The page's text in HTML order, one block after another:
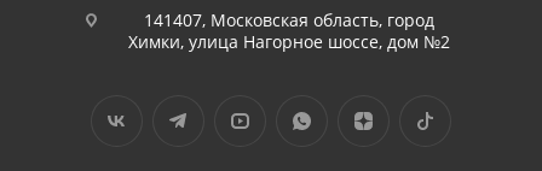
141407, Московская область, город
Химки, улица Нагорное шоссе, дом №2